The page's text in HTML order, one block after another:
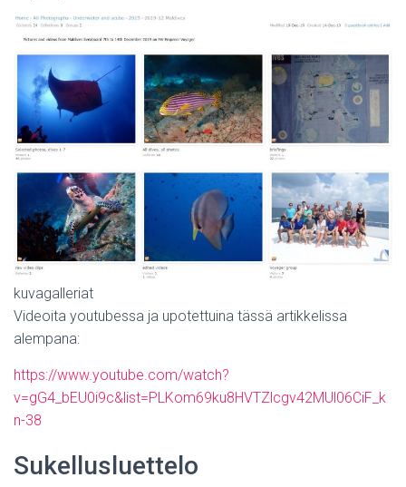
kuvagalleriat
Videoita youtubessa ja upotettuina tässä artikkelissa
alempana:
https://www.youtube.com/watch?
v=gG4_bEU0i9c&list=PLKom69ku8HVTZlcgv42MUl06CiF_k
n-38
Sukellusluettelo